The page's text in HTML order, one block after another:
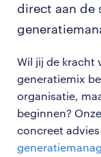
direct aan de
Wil jij de kracht
generatiemix
organisatie,
beginnen?
concreet advies